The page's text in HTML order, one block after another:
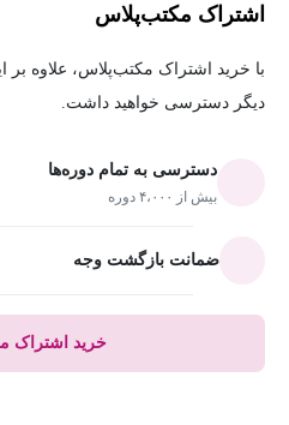
اشتراک مکتب‌پلاس
دیگر دسترسی خواهید داشت.
دسترسی به تمام دوره‌ها
بیش از ۴،۰۰۰ دوره
ضمانت بازگشت وجه
خرید اشتراک